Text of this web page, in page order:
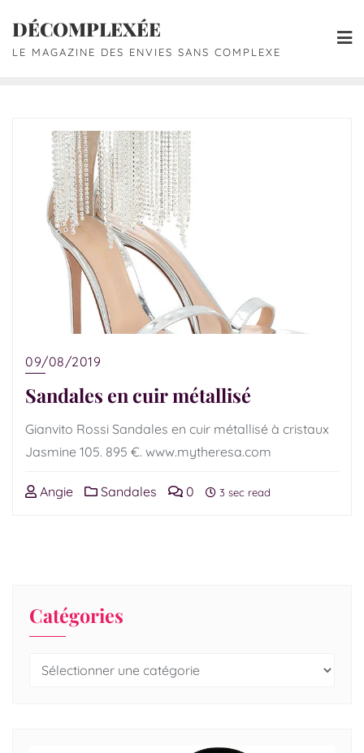
DÉCOMPLEXÉE
LE MAGAZINE DES ENVIES SANS COMPLEXE
09/08/2019
Sandales en cuir métallisé
Gianvito Rossi Sandales en cuir métallisé à cristaux
Jasmine 105. 895 €. www.mytheresa.com
Angie Sandales 0 3 sec read
Catégories